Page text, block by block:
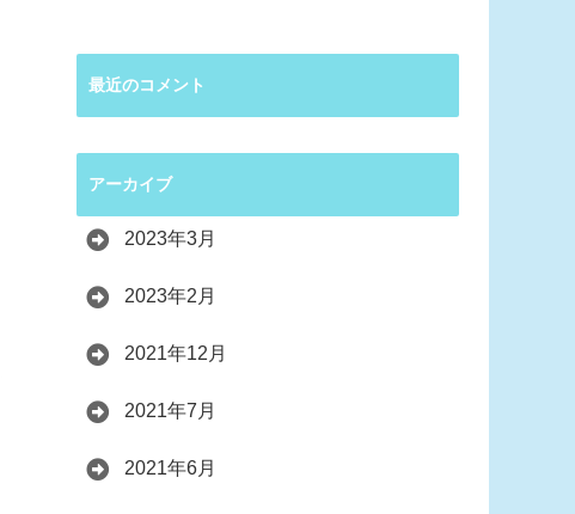
最近のコメント
アーカイブ
2023年3月
2023年2月
2021年12月
2021年7月
2021年6月